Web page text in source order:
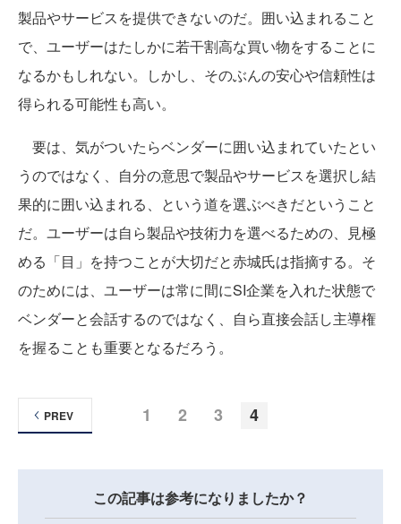
製品やサービスを提供できないのだ。囲い込まれること
で、ユーザーはたしかに若干割高な買い物をすることに
なるかもしれない。しかし、そのぶんの安心や信頼性は
得られる可能性も高い。
要は、気がついたらベンダーに囲い込まれていたとい
うのではなく、自分の意思で製品やサービスを選択し結
果的に囲い込まれる、という道を選ぶべきだということ
だ。ユーザーは自ら製品や技術力を選べるための、見極
める「目」を持つことが大切だと赤城氏は指摘する。そ
のためには、ユーザーは常に間にSI企業を入れた状態で
ベンダーと会話するのではなく、自ら直接会話し主導権
を握ることも重要となるだろう。
1 2 3 4
PREV
この記事は参考になりましたか？